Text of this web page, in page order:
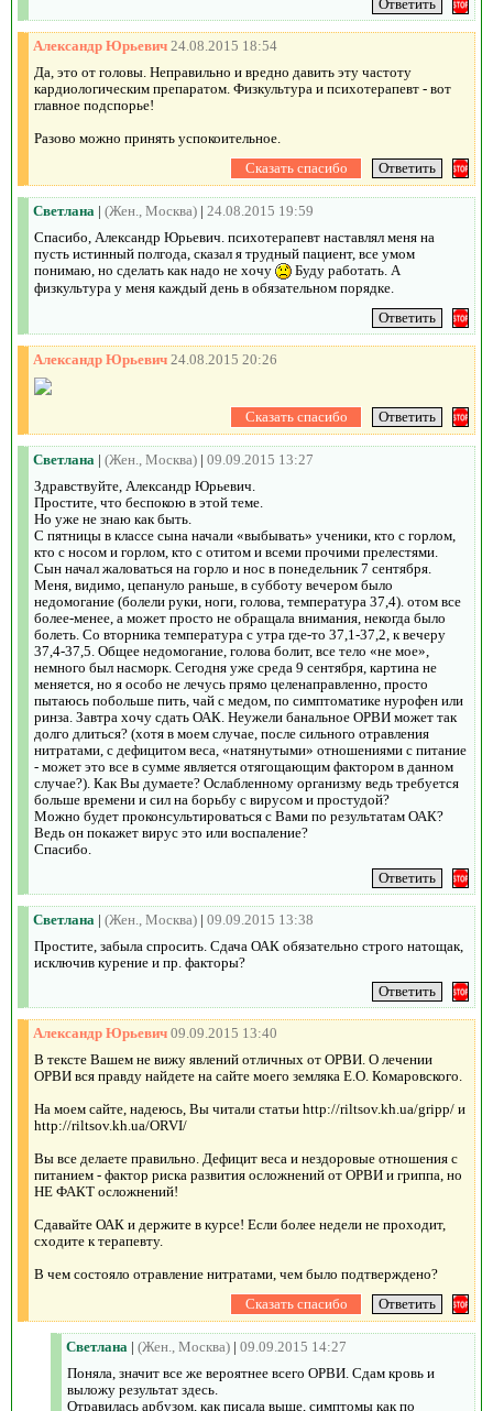
Александр Юрьевич 24.08.2015 18:54
Да, это от головы. Неправильно и вредно давить эту частоту
кардиологическим препаратом. Физкультура и психотерапевт - вот
главное подспорье!
Разово можно принять успокоительное.
Светлана | (Жен., Москва) | 24.08.2015 19:59
Спасибо, Александр Юрьевич. психотерапевт наставлял меня на
пусть истинный полгода, сказал я трудный пациент, все умом
понимаю, но сделать как надо не хочу
Буду работать. А
физкультура у меня каждый день в обязательном порядке.
Александр Юрьевич 24.08.2015 20:26
Светлана | (Жен., Москва) | 09.09.2015 13:27
Здравствуйте, Александр Юрьевич.
Простите, что беспокою в этой теме.
Но уже не знаю как быть.
С пятницы в классе сына начали «выбывать» ученики, кто с горлом,
кто с носом и горлом, кто с отитом и всеми прочими прелестями.
Сын начал жаловаться на горло и нос в понедельник 7 сентября.
Меня, видимо, цепануло раньше, в субботу вечером было
недомогание (болели руки, ноги, голова, температура 37,4). отом все
более-менее, а может просто не обращала внимания, некогда было
болеть. Со вторника температура с утра где-то 37,1-37,2, к вечеру
37,4-37,5. Общее недомогание, голова болит, все тело «не мое»,
немного был насморк. Сегодня уже среда 9 сентября, картина не
меняется, но я особо не лечусь прямо целенаправленно, просто
пытаюсь побольше пить, чай с медом, по симптоматике нурофен или
ринза. Завтра хочу сдать ОАК. Неужели банальное ОРВИ может так
долго длиться? (хотя в моем случае, после сильного отравления
нитратами, с дефицитом веса, «натянутыми» отношениями с питание
- может это все в сумме является отягощающим фактором в данном
случае?). Как Вы думаете? Ослабленному организму ведь требуется
больше времени и сил на борьбу с вирусом и простудой?
Можно будет проконсультироваться с Вами по результатам ОАК?
Ведь он покажет вирус это или воспаление?
Спасибо.
Светлана | (Жен., Москва) | 09.09.2015 13:38
Простите, забыла спросить. Сдача ОАК обязательно строго натощак,
исключив курение и пр. факторы?
Александр Юрьевич 09.09.2015 13:40
В тексте Вашем не вижу явлений отличных от ОРВИ. О лечении
ОРВИ вся правду найдете на сайте моего земляка Е.О. Комаровского.
На моем сайте, надеюсь, Вы читали статьи http://riltsov.kh.ua/gripp/ и
http://riltsov.kh.ua/ORVI/
Вы все делаете правильно. Дефицит веса и нездоровые отношения с
питанием - фактор риска развития осложнений от ОРВИ и гриппа, но
НЕ ФАКТ осложнений!
Сдавайте ОАК и держите в курсе! Если более недели не проходит,
сходите к терапевту.
В чем состояло отравление нитратами, чем было подтверждено?
Светлана | (Жен., Москва) | 09.09.2015 14:27
Поняла, значит все же вероятнее всего ОРВИ. Сдам кровь и
выложу результат здесь.
Отравилась арбузом, как писала выше, симптомы как по